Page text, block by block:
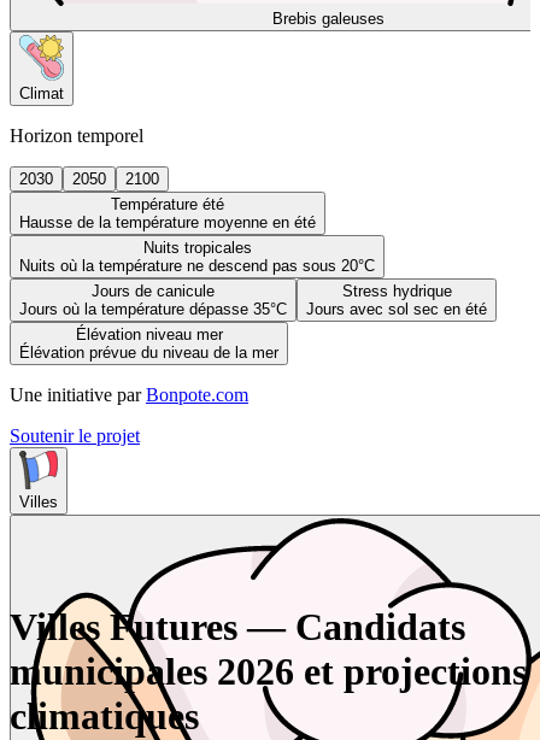
Brebis galeuses
Climat
Horizon temporel
2030 2050
2100
Température été
Hausse de la température moyenne en été
Nuits tropicales
Nuits où la température ne descend pas sous 20°C
Jours de canicule
Jours où la température dépasse 35°C
Stress hydrique
Jours avec sol sec en été
Élévation niveau mer
Élévation prévue du niveau de la mer
Une initiative par Bonpote.com
Soutenir le projet
Villes
Villes Futures — Candidats
municipales 2026 et projections
climatiques